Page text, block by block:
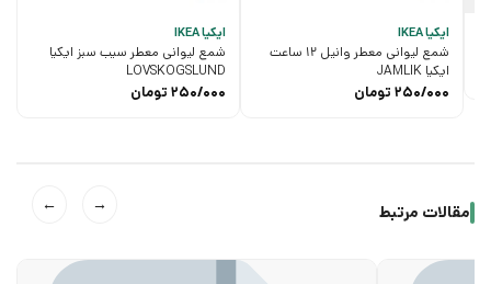
ایکیا IKEA
شمع لیوانی معطر وانیل 12 ساعت
ایکیا JAMLIK
250/000 تومان
ایکیا IKEA
شمع لیوانی معطر سیب سبز ایکیا
LOVSKOGSLUND
250/000 تومان
مقالات مرتبط →
←